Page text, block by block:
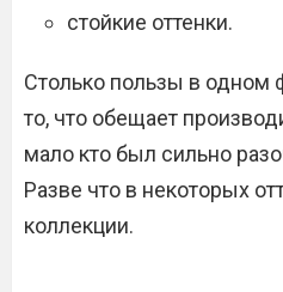
стойкие оттенки.
Столько пользы в одном
то, что обещает
мало кто был сильно
Разве что в некоторых
коллекции.